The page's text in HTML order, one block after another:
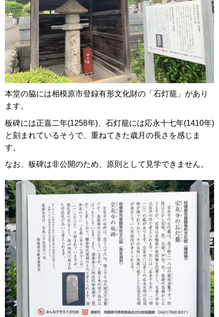
本堂の脇には相模原市登録有形文化財の「石灯籠」があり
ます。
板碑には正嘉二年(1258年)、石灯籠には応永十七年(1410年)
と刻まれているそうで、重ねてきた歳月の長さを感じま
す。
なお、板碑は非公開のため、原則として見学できません。